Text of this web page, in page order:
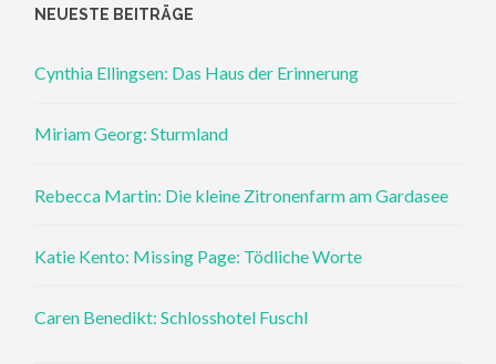
NEUESTE BEITRÄGE
Cynthia Ellingsen: Das Haus der Erinnerung
Miriam Georg: Sturmland
Rebecca Martin: Die kleine Zitronenfarm am Gardasee
Katie Kento: Missing Page: Tödliche Worte
Caren Benedikt: Schlosshotel Fuschl